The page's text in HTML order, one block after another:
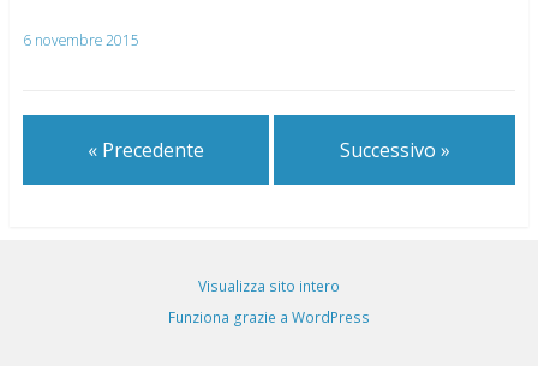
6 novembre 2015
« Precedente Successivo »
Visualizza sito intero
Funziona grazie a WordPress